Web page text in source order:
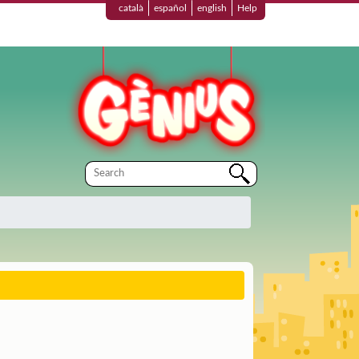
català español english Help